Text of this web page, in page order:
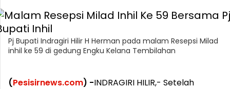
Pj Bupati Indragiri Hilir H Herman pada malam Resepsi Milad
inhil ke 59 di gedung Engku Kelana Tembilahan
(Pesisirnews.com) -INDRAGIRI HILIR,- Setelah